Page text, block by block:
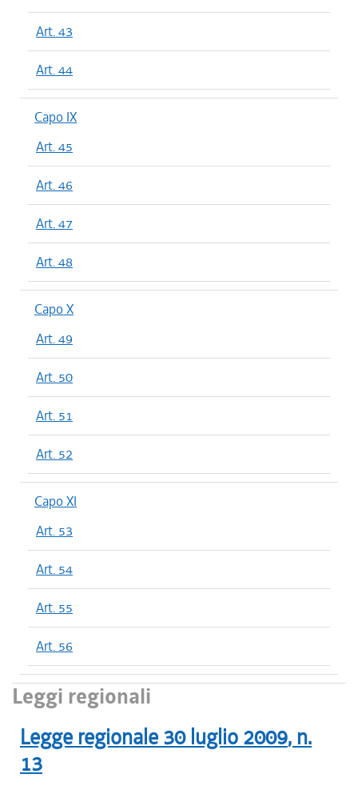
Art. 43
Art. 44
Capo IX
Art. 45
Art. 46
Art. 47
Art. 48
Capo X
Art. 49
Art. 50
Art. 51
Art. 52
Capo XI
Art. 53
Art. 54
Art. 55
Art. 56
Leggi regionali
Legge regionale 30 luglio 2009, n.
13